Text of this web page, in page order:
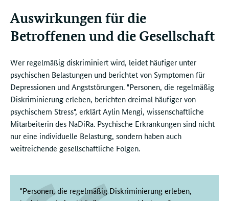
Auswirkungen für die
Betroffenen und die Gesellschaft
Wer regelmäßig diskriminiert wird, leidet häufiger unter
psychischen Belastungen und berichtet von Symptomen für
Depressionen und Angststörungen. "Personen, die regelmäßig
Diskriminierung erleben, berichten dreimal häufiger von
psychischem Stress", erklärt Aylin Mengi, wissenschaftliche
Mitarbeiterin des NaDiRa. Psychische Erkrankungen sind nicht
nur eine individuelle Belastung, sondern haben auch
weitreichende gesellschaftliche Folgen.
"Personen, die regelmäßig Diskriminierung erleben,